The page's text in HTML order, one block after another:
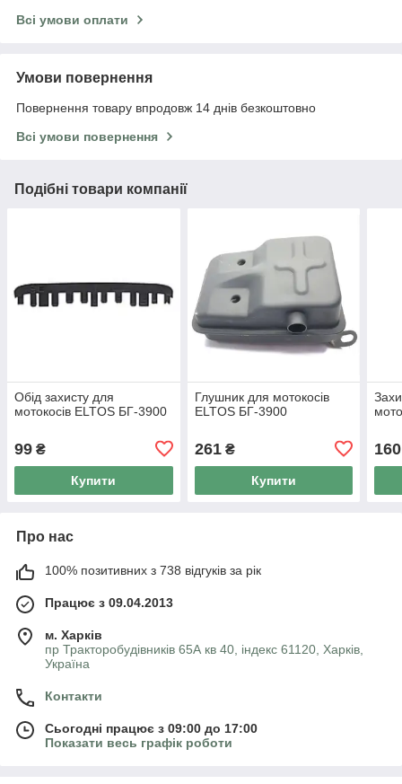
Всі умови оплати
Умови повернення
Повернення товару впродовж 14 днів безкоштовно
Всі умови повернення
Подібні товари компанії
Обід захисту для
мотокосів ELTOS БГ-3900
99 ₴
Купити
Глушник для мотокосів
ELTOS БГ-3900
261₴
Купити
160
Про нас
100% позитивних з 738 відгуків за рік
Працює з 09.04.2013
м. Харків
пр Тракторобудівників 65А кв 40, індекс 61120, Харків,
Україна
Контакти
Сьогодні працює з 09:00 до 17:00
Показати весь графік роботи